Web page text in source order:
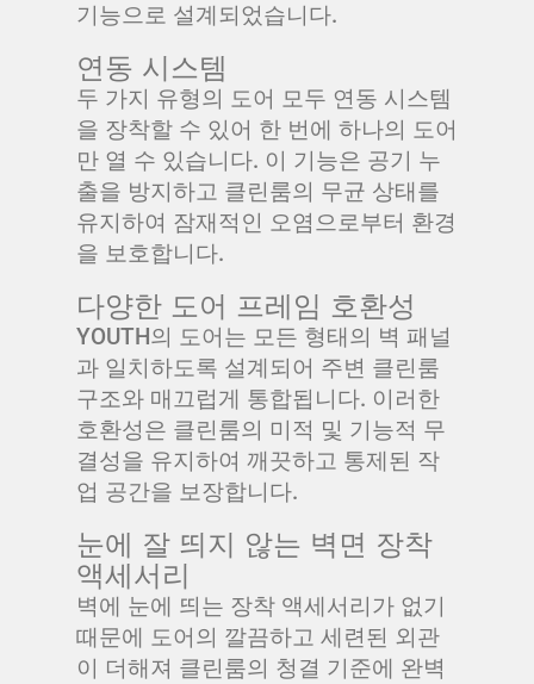
기능으로 설계되었습니다.
연동 시스템
두 가지 유형의 도어 모두 연동 시스템
을 장착할 수 있어 한 번에 하나의 도어
만 열 수 있습니다. 이 기능은 공기 누
출을 방지하고 클린룸의 무균 상태를
유지하여 잠재적인 오염으로부터 환경
을 보호합니다.
다양한 도어 프레임 호환성
YOUTH의 도어는 모든 형태의 벽 패널
과 일치하도록 설계되어 주변 클린룸
구조와 매끄럽게 통합됩니다. 이러한
호환성은 클린룸의 미적 및 기능적 무
결성을 유지하여 깨끗하고 통제된 작
업 공간을 보장합니다.
눈에 잘 띄지 않는 벽면 장착
액세서리
벽에 눈에 띄는 장착 액세서리가 없기
때문에 도어의 깔끔하고 세련된 외관
이 더해져 클린룸의 청결 기준에 완벽